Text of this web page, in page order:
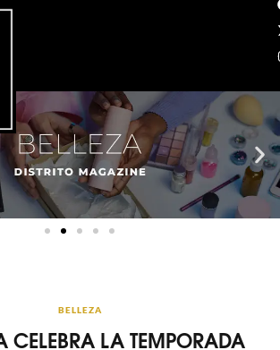
BELLEZA
CELEBRA LA TEMPORADA